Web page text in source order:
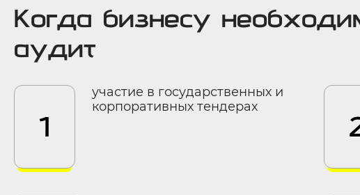
Когда бизнесу
аудит
1
участие в государственных и
корпоративных тендерах